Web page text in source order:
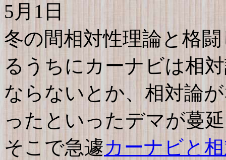
5月1日
冬の間相対性理論と格
るうちにカーナビは相
ならないとか、相対論
ったといったデマが蔓
そこで急遽カーナビと